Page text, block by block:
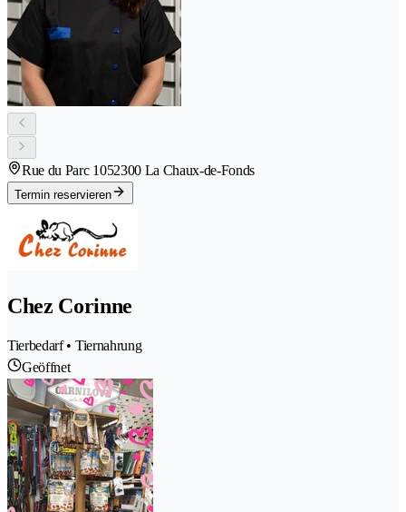
Rue du Parc 1052300 La Chaux-de-Fonds
Termin reservieren
Chez Corinne
Tierbedarf • Tiernahrung
Geöffnet